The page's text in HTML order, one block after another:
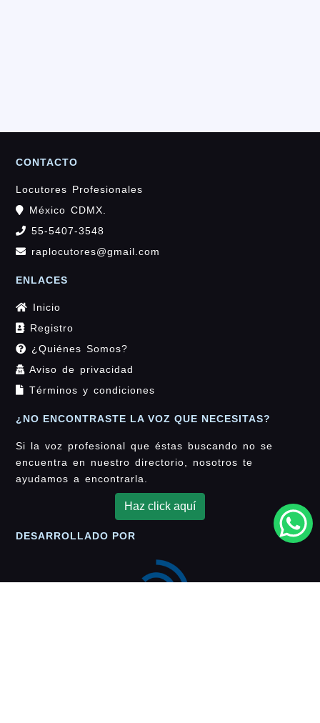
CONTACTO
Locutores Profesionales
México CDMX.
55-5407-3548
raplocutores@gmail.com
ENLACES
Inicio
Registro
¿Quiénes Somos?
Aviso de privacidad
Términos y condiciones
¿NO ENCONTRASTE LA VOZ QUE NECESITAS?
Si la voz profesional que éstas buscando no se
encuentra en nuestro directorio, nosotros te
ayudamos a encontrarla.
Haz click aquí
DESARROLLADO POR